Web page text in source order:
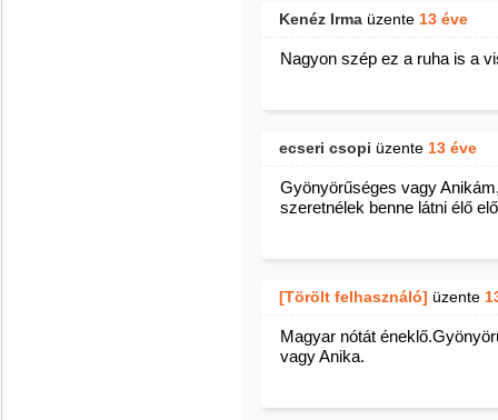
Kenéz Irma üzente 13 éve
Nagyon szép ez a ruha is a
ecseri csopi üzente 13 éve
Gyönyörűséges vagy
szeretnélek benne látni élő
[Törölt felhasználó] üzente
Magyar nótát
vagy Anika.